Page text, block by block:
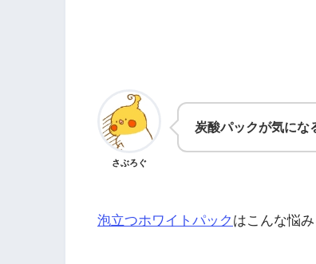
さぶろぐ
炭酸パックが気に
泡立つホワイトパック はこんな悩